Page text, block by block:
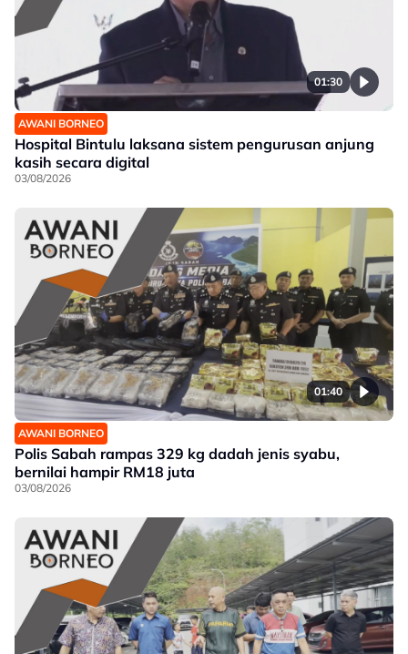
01:30
AWANI BORNEO
Hospital Bintulu laksana sistem pengurusan anjung
kasih secara digital
03/08/2026
01:40
AWANI BORNEO
Polis Sabah rampas 329 kg dadah jenis syabu,
bernilai hampir RM18 juta
03/08/2026